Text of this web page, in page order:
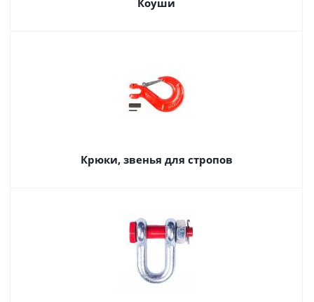
Коуши
Крюки, звенья для стропов